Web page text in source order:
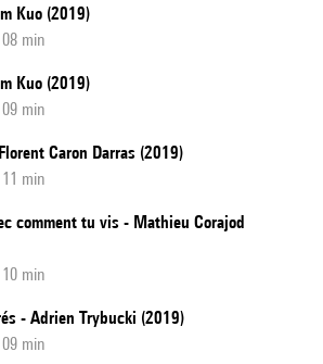
Kuo (2019)
min
Kuo (2019)
min
Caron Darras (2019)
min
comment tu vis - Mathieu Corajod
min
- Adrien Trybucki (2019)
min